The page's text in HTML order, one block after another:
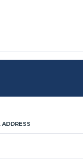
ADDRESS